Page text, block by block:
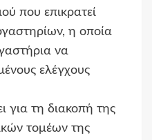
που επικρατεί
η οποία
να
ελέγχους
για τη διακοπή της
τομέων της